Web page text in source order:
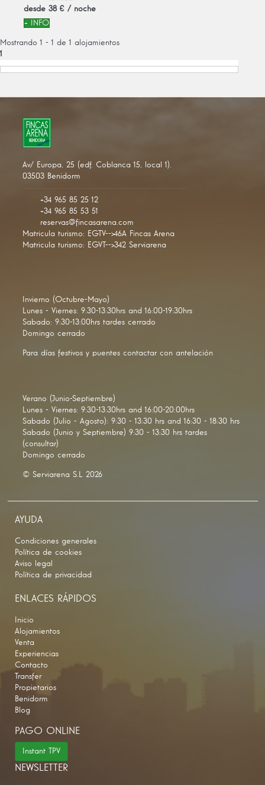
desde 38 € / noche
+ INFO
Mostrando 1 - 1 de 1 alojamientos
1
Av/ Europa, 25 (edf. Coblanca 15, local 1).
03503 Benidorm
+34 965 85 25 12
+34 965 85 53 51
reservas@fincasarena.com
Matricula turismo: EGTV-->46A Fincas Arena
Matricula turismo: EGVT-->342 Serviarena
Invierno (Octubre-Mayo)
Lunes - Viernes: 9:30-13:30hrs and 16:00-19:30hrs
Sabado: 9:30-13:00hrs tardes cerrado
Domingo cerrado
Para días festivos y puentes contactar con antelación
Verano (Junio-Septiembre)
Lunes - Viernes: 9:30-13:30hrs and 16:00-20:00hrs
Sabado (Julio - Agosto): 9:30 - 13:30 hrs and 16:30 - 18:30 hrs
Sabado (Junio y Septiembre) 9:30 - 13:30 hrs tardes
(consultar)
Domingo cerrado
© Serviarena S.L 2026
AYUDA
Condiciones generales
Política de cookies
Aviso legal
Política de privacidad
ENLACES RÁPIDOS
Inicio
Alojamientos
Venta
Experiencias
Contacto
Transfer
Propietarios
Benidorm
Blog
PAGO ONLINE
Instant TPV
NEWSLETTER